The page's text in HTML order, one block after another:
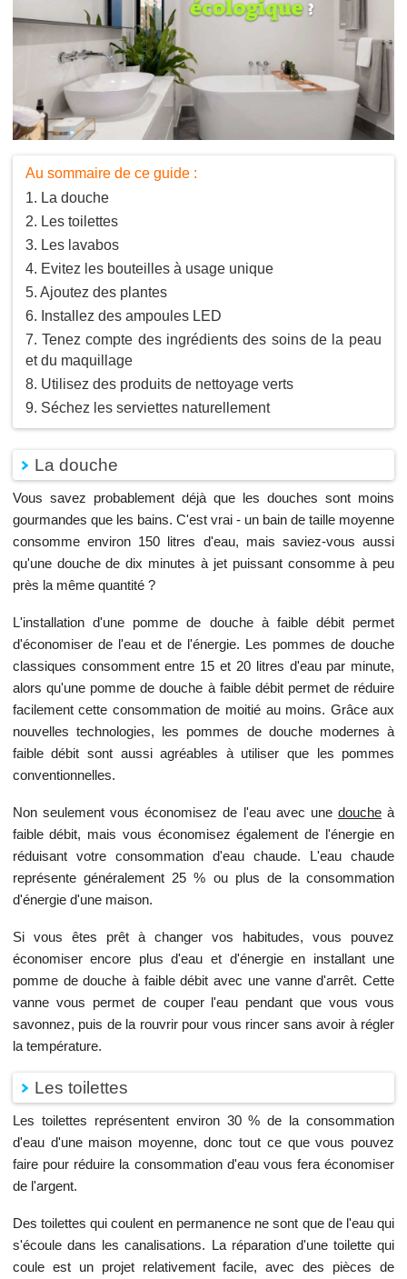
Au sommaire de ce guide :
La douche
Les toilettes
Les lavabos
Evitez les bouteilles à usage unique
Ajoutez des plantes
Installez des ampoules LED
Tenez compte des ingrédients des soins de la peau
et du maquillage
Utilisez des produits de nettoyage verts
Séchez les serviettes naturellement
La douche
Vous savez probablement déjà que les douches sont moins
gourmandes que les bains. C'est vrai - un bain de taille moyenne
consomme environ 150 litres d'eau, mais saviez-vous aussi
qu'une douche de dix minutes à jet puissant consomme à peu
près la même quantité ?
L'installation d'une pomme de douche à faible débit permet
d'économiser de l'eau et de l'énergie. Les pommes de douche
classiques consomment entre 15 et 20 litres d'eau par minute,
alors qu'une pomme de douche à faible débit permet de réduire
facilement cette consommation de moitié au moins. Grâce aux
nouvelles technologies, les pommes de douche modernes à
faible débit sont aussi agréables à utiliser que les pommes
conventionnelles.
Non seulement vous économisez de l'eau avec unedouche à
faible débit, mais vous économisez également de l'énergie en
réduisant votre consommation d'eau chaude. L'eau chaude
représente généralement 25 % ou plus de la consommation
d'énergie d'une maison.
Si vous êtes prêt à changer vos habitudes, vous pouvez
économiser encore plus d'eau et d'énergie en installant une
pomme de douche à faible débit avec une vanne d'arrêt. Cette
vanne vous permet de couper l'eau pendant que vous vous
savonnez, puis de la rouvrir pour vous rincer sans avoir à régler
la température.
Les toilettes
Les toilettes représentent environ 30 % de la consommation
d'eau d'une maison moyenne, donc tout ce que vous pouvez
faire pour réduire la consommation d'eau vous fera économiser
de l'argent.
Des toilettes qui coulent en permanence ne sont que de l'eau qui
s'écoule dans les canalisations. La réparation d'une toilette qui
coule est un projet relativement facile, avec des pièces de